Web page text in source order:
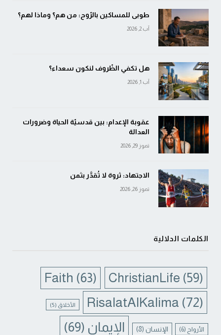
طوبى للمساكين بالرّوح: من هم؟ وماذا لهم؟
آب 2, 2026
هل تكفي الظّروف لنكون سعداء؟
آب 1, 2026
عقوبة الإعدام: بين قدسيّة الحياة وضرورات
العدالة
تموز 29, 2026
الاجتهاد: ثروة لا تُقدَّر بثمن
تموز 26, 2026
الكلمات الدلالية
ChristianLife (59)
Faith (63)
RisalatAlKalima (72) الأخلاق (5)
الأرواح (6) الإنسان(8) الإيمان (69)